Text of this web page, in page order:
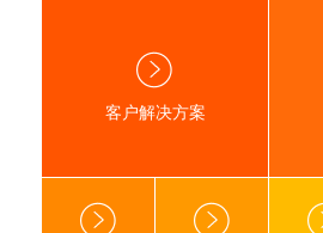
客户解决方案